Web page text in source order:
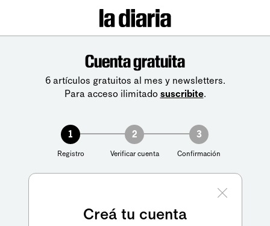
Cuenta gratuita
6 artículos gratuitos al mes y newsletters.
Para acceso ilimitado suscribite.
1
Registro
2
Verificar cuenta
3
Confirmación
Creá tu cuenta